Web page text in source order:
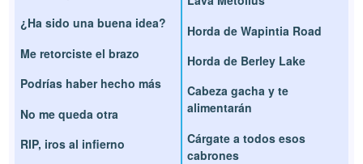
¿Ha sido una buena idea?
Me retorciste el brazo
Podrías haber hecho más
No me queda otra
RIP, iros al infierno
Horda de Wapintia Road
Horda de Berley Lake
Cabeza gacha y te
alimentarán
Cárgate a todos esos
cabrones